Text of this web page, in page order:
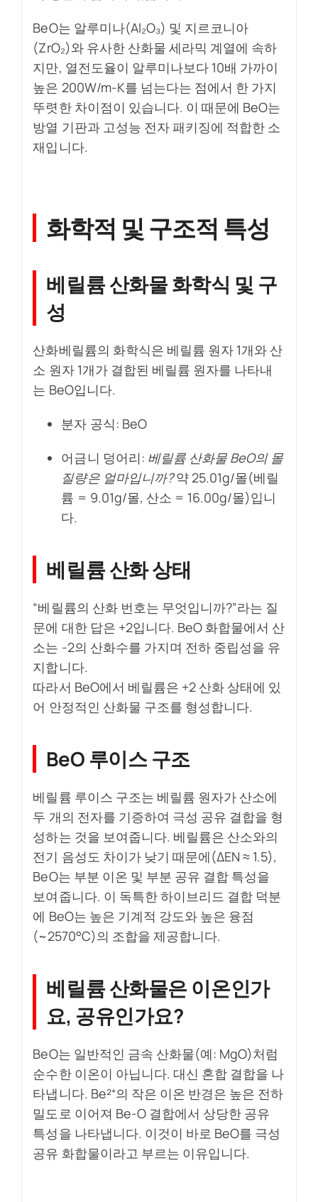
BeO는 알루미나(Al₂O₃) 및 지르코니아
(ZrO₂)와 유사한 산화물 세라믹 계열에 속하
지만, 열전도율이 알루미나보다 10배 가까이
높은 200W/m-K를 넘는다는 점에서 한 가지
뚜렷한 차이점이 있습니다. 이 때문에 BeO는
방열 기판과 고성능 전자 패키징에 적합한 소
재입니다.
화학적 및 구조적 특성
베릴륨 산화물 화학식 및 구
성
산화베릴륨의 화학식은 베릴륨 원자 1개와 산
소 원자 1개가 결합된 베릴륨 원자를 나타내
는 BeO입니다.
분자 공식: BeO
어금니 덩어리: 베릴륨 산화물 BeO의 몰
질량은 얼마입니까?약 25.01g/몰(베릴
륨 = 9.01g/몰, 산소 = 16.00g/몰)입니
다.
베릴륨 산화 상태
“베릴륨의 산화 번호는 무엇입니까?”라는 질
문에 대한 답은 +2입니다. BeO 화합물에서 산
소는 -2의 산화수를 가지며 전하 중립성을 유
지합니다.
따라서 BeO에서 베릴륨은 +2 산화 상태에 있
어 안정적인 산화물 구조를 형성합니다.
BeO 루이스 구조
베릴륨 루이스 구조는 베릴륨 원자가 산소에
두 개의 전자를 기증하여 극성 공유 결합을 형
성하는 것을 보여줍니다. 베릴륨은 산소와의
전기 음성도 차이가 낮기 때문에(ΔEN ≈ 1.5),
BeO는 부분 이온 및 부분 공유 결합 특성을
보여줍니다. 이 독특한 하이브리드 결합 덕분
에 BeO는 높은 기계적 강도와 높은 융점
(~2570°C)의 조합을 제공합니다.
베릴륨 산화물은 이온인가
요, 공유인가요?
BeO는 일반적인 금속 산화물(예: MgO)처럼
순수한 이온이 아닙니다. 대신 혼합 결합을 나
타냅니다. Be²⁺의 작은 이온 반경은 높은 전하
밀도로 이어져 Be-O 결합에서 상당한 공유
특성을 나타냅니다. 이것이 바로 BeO를 극성
공유 화합물이라고 부르는 이유입니다.